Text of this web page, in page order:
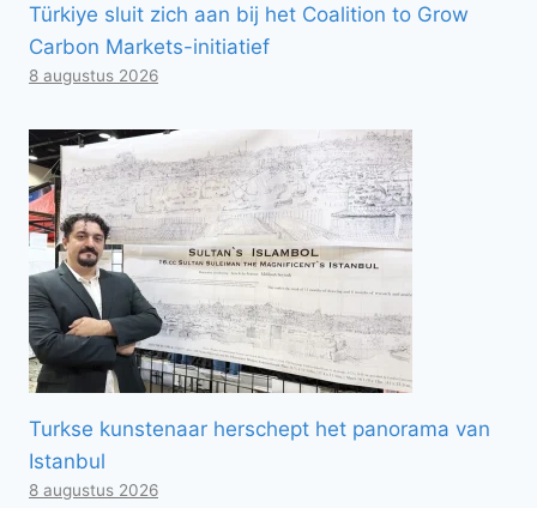
Türkiye sluit zich aan bij het Coalition to Grow
Carbon Markets-initiatief
8 augustus 2026
Turkse kunstenaar herschept het panorama van
Istanbul
8 augustus 2026